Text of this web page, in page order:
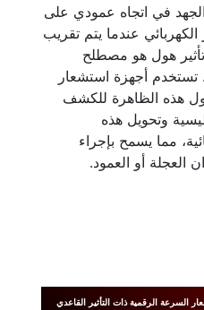
الجهد في اتجاه عمودي على
عندما يتم تقريب
هول هو مصطلح
أجهزة استشعار
هذه الظاهرة للكشف
وتحويل هذه
مما يسمح بإجراء
العجلة أو العمود.
السرعة الرقمية ذات التأثير القاعدي